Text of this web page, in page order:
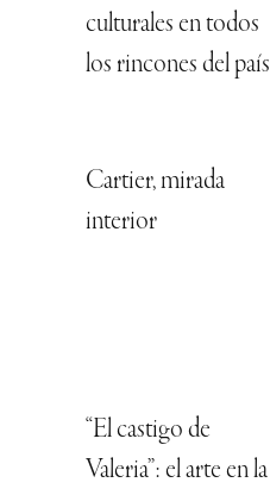
culturales en todos
los rincones del país
Cartier, mirada
interior
“El castigo de
Valeria”: el arte en la